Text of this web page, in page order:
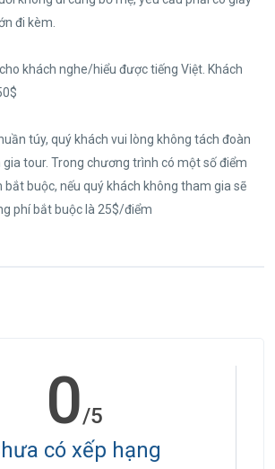
đi kèm.
khách nghe/hiểu được tiếng Việt. Khách
túy, quý khách vui lòng không tách đoàn
tour. Trong chương trình có một số điểm
buộc, nếu quý khách không tham gia sẽ
phí bắt buộc là 25$/điểm
0/5
có xếp hạng